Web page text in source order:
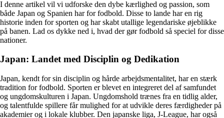
I denne artikel vil vi udforske den dybe kærlighed og passion, som
både Japan og Spanien har for fodbold. Disse to lande har en rig
historie inden for sporten og har skabt utallige legendariske øjeblikke
på banen. Lad os dykke ned i, hvad der gør fodbold så speciel for disse
nationer.
Japan: Landet med Disciplin og Dedikation
Japan, kendt for sin disciplin og hårde arbejdsmentalitet, har en stærk
tradition for fodbold. Sporten er blevet en integreret del af samfundet
og ungdomskulturen i Japan. Ungdomshold trænes fra en tidlig alder,
og talentfulde spillere får mulighed for at udvikle deres færdigheder på
akademier og i lokale klubber. Den japanske liga, J-League, har også